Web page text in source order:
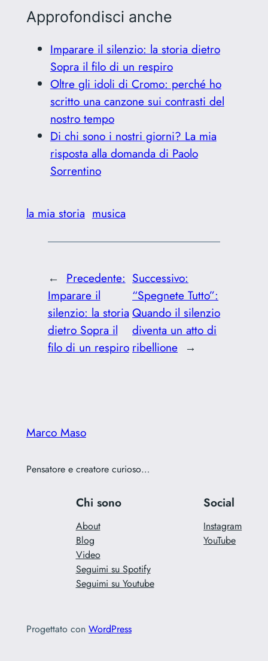
Approfondisci anche
Imparare il silenzio: la storia dietro
Sopra il filo di un respiro
Oltre gli idoli di Cromo: perché ho
scritto una canzone sui contrasti del
nostro tempo
Di chi sono i nostri giorni? La mia
risposta alla domanda di Paolo
Sorrentino
la mia storia musica
← Precedente:
Imparare il
silenzio: la storia
dietro Sopra il
filo di un respiro
Successivo:
“Spegnete Tutto”:
Quando il silenzio
diventa un atto di
ribellione →
Marco Maso
Pensatore e creatore curioso…
Chi sono
About
Blog
Video
Seguimi su Spotify
Seguimi su Youtube
Social
Instagram
YouTube
Progettato con WordPress